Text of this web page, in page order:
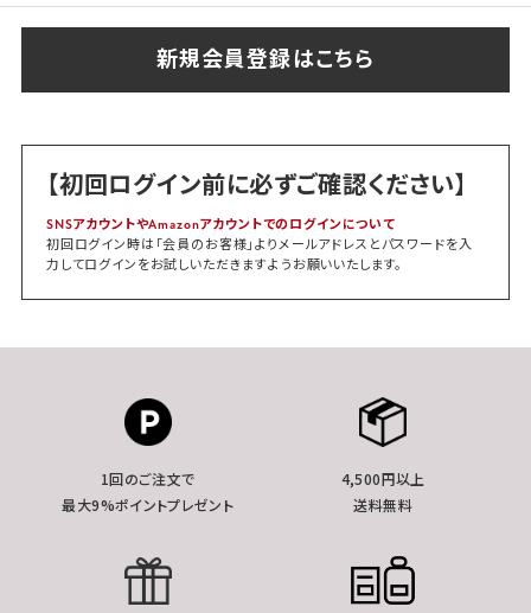
【初回ログイン前に必ずご確認ください】
SNSアカウントやAmazonアカウントでのログインについて
初回ログイン時は「会員のお客様」よりメールアドレスとパスワードを入
力してログインをお試しいただきますようお願いいたします。
1回のご注文で
最大9%ポイントプレゼント
4,500円以上
送料無料